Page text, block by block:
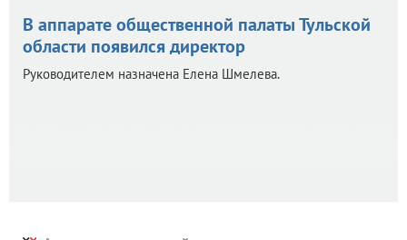
В аппарате общественной палаты Тульской
области появился директор
Руководителем назначена Елена Шмелева.